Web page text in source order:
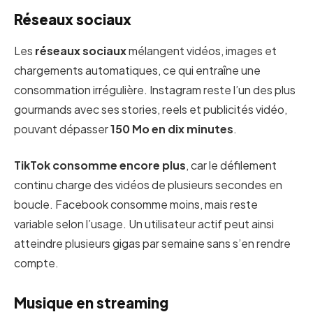
Réseaux sociaux
Les réseaux sociauxmélangent vidéos, images et
chargements automatiques, ce qui entraîne une
consommation irrégulière. Instagram reste l’un des plus
gourmands avec ses stories, reels et publicités vidéo,
pouvant dépasser150 Mo en dix minutes.
TikTok consomme encore plus, car le défilement
continu charge des vidéos de plusieurs secondes en
boucle. Facebook consomme moins, mais reste
variable selon l’usage. Un utilisateur actif peut ainsi
atteindre plusieurs gigas par semaine sans s’en rendre
compte.
Musique en streaming